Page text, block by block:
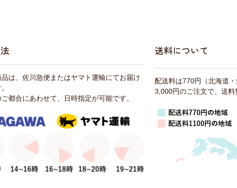
品は、佐川急便またはヤマト運輸にてお届け
都合にあわせて、日時指定が可能です。
送料について
配送料は770円（北海道・
3,000円のご注文で、送料